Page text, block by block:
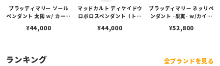
ブラッディマリー ソール
ペンダント 太陽 w/ カーネ
¥44,000
マッドカルト ディケイドウ
ロボロスペンダント（トッ
¥44,000
ブラッディマリー ネッリペ
ンダント -果実- w/カイヤ
¥52,800
ランキング 全ブランドを見る